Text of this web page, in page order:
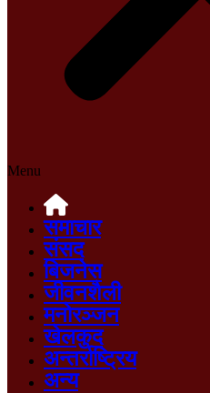
Menu
समाचार
संसद
बिजनेस
जीवनशैली
मनोरञ्जन
खेलकुद
अन्तर्राष्ट्रिय
अन्य